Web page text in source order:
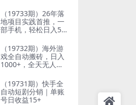
到想要的结果
（19733期）26年落
地项目实践首推，一
部手机，轻松日入50
（19732期）海外游
戏全自动搬砖，日入
1000+，全天无人值
（19731期）快手全
自动短剧分销｜单账
号日收益15+